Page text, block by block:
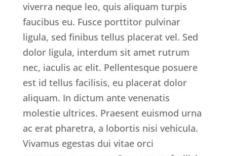
viverra neque leo, quis aliquam turpis
faucibus eu. Fusce porttitor pulvinar
ligula, sed finibus tellus placerat vel. Sed
dolor ligula, interdum sit amet rutrum
nec, iaculis ac elit. Pellentesque posuere
est id tellus facilisis, eu placerat dolor
aliquam. In dictum ante venenatis
molestie ultrices. Praesent euismod urna
ac erat pharetra, a lobortis nisi vehicula.
Vivamus egestas dui vitae orci